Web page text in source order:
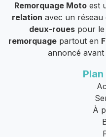
Remorquage Motoest
relation avec un réseau
deux-roues pour le
remorquagepartout en
annoncé
À